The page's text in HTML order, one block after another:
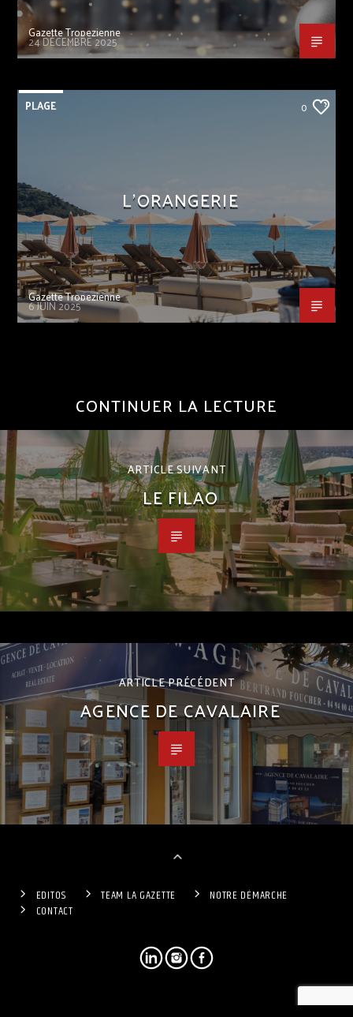
Gazette Tropezienne
24 DÉCEMBRE 2025
PLAGE 0
L’ORANGERIE
Gazette Tropezienne
6 JUIN 2025
CONTINUER LA LECTURE
ARTICLE SUIVANT
LE FILAO
ARTICLE PRÉCÉDENT
AGENCE DE CAVALAIRE
EDITOS TEAM LA GAZETTE
NOTRE DÉMARCHE
CONTACT